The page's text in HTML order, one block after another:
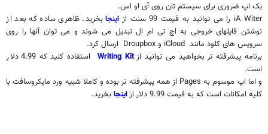
یک اپ ضروری برای سیستم تان روی آی او اس.
iA Witer را می توانید به قیمت 99 سنت از اینجا بخرید. ظاهری ساده که بعد از
نوشتن فایلهای خروجی به اچ تی ام ال تبدیل می شوند و می توان آنها را روی
سرویس های کلود مانند iCloud و Droupbox ارسال کرد.
برنامه پیشرفته تر بخواهید می توانید ازWriting Kit
استفاده کنید که 4.99 دلار
است.
و اما اپ موسوم به Pages از همه پیشرفته تر بوده و کاملا شبیه ورد مایکروسافت با
کلیه امکانات است که به قیمت 9.99 دلار از
اینجا بخرید.